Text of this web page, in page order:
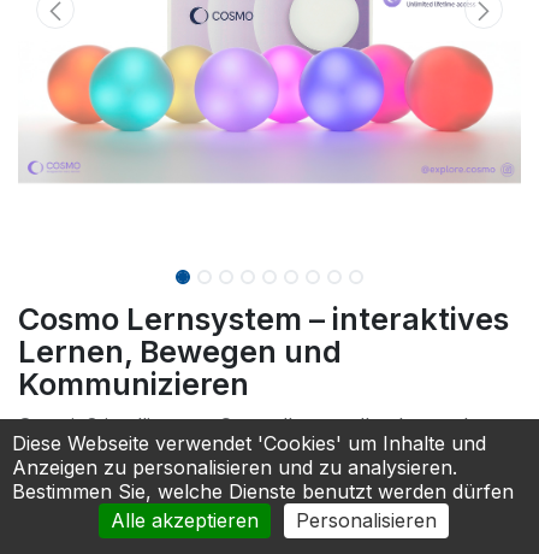
Cosmo Lernsystem – interaktives
Lernen, Bewegen und
Kommunizieren
Set mit 8 intelligenten Controllern + allen Lernpaketen
Ein interaktives Lernsystem, das acht taktile,
leuchtende Smart-Controller (Cosmo Dots) mit einer
App voller Aktivitäten kombiniert, die darauf ausgelegt
sind, vielfältige Lernbedürfnisse in großem Umfang zu
Diese Webseite verwendet 'Cookies' um Inhalte und
Anzeigen zu personalisieren und zu analysieren.
Bestimmen Sie, welche Dienste benutzt werden dürfen
Alle akzeptieren
Personalisieren